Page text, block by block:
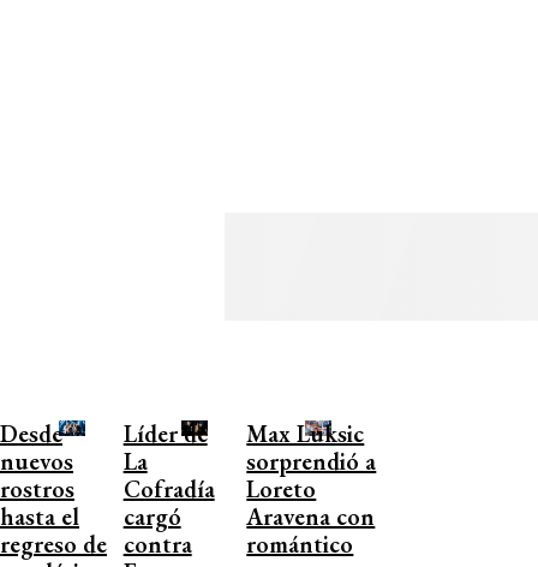
Desde
nuevos
rostros
hasta el
regreso de
Líder de
La
Cofradía
cargó
contra
Max Luksic
sorprendió a
Loreto
Aravena con
romántico